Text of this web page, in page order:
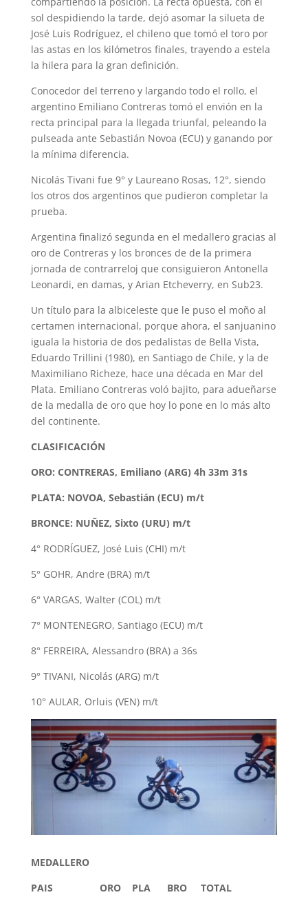
sol despidiendo la tarde, dejó asomar la silueta de
José Luis Rodríguez, el chileno que tomó el toro por
las astas en los kilómetros finales, trayendo a estela
la hilera para la gran definición.
Conocedor del terreno y largando todo el rollo, el
argentino Emiliano Contreras tomó el envión en la
recta principal para la llegada triunfal, peleando la
pulseada ante Sebastián Novoa (ECU) y ganando por
la mínima diferencia.
Nicolás Tivani fue 9° y Laureano Rosas, 12°, siendo
los otros dos argentinos que pudieron completar la
prueba.
Argentina finalizó segunda en el medallero gracias al
oro de Contreras y los bronces de de la primera
jornada de contrarreloj que consiguieron Antonella
Leonardi, en damas, y Arian Etcheverry, en Sub23.
Un título para la albiceleste que le puso el moño al
certamen internacional, porque ahora, el sanjuanino
iguala la historia de dos pedalistas de Bella Vista,
Eduardo Trillini (1980), en Santiago de Chile, y la de
Maximiliano Richeze, hace una década en Mar del
Plata. Emiliano Contreras voló bajito, para adueñarse
de la medalla de oro que hoy lo pone en lo más alto
del continente.
CLASIFICACIÓN
ORO: CONTRERAS, Emiliano (ARG) 4h 33m 31s
PLATA: NOVOA, Sebastián (ECU) m/t
BRONCE: NUÑEZ, Sixto (URU) m/t
4° RODRÍGUEZ, José Luis (CHI) m/t
5° GOHR, Andre (BRA) m/t
6° VARGAS, Walter (COL) m/t
7° MONTENEGRO, Santiago (ECU) m/t
8° FERREIRA, Alessandro (BRA) a 36s
9° TIVANI, Nicolás (ARG) m/t
10° AULAR, Orluis (VEN) m/t
MEDALLERO
PAIS ORO PLA BRO TOTAL